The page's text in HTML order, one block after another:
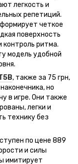
легкость и
репетиций.
четкое
поверхность
контроль ритма.
модель удобной
, также за 75 грн,
но
в игре. Они также
легки и
технику без
по цене 889
и силы
имитирует